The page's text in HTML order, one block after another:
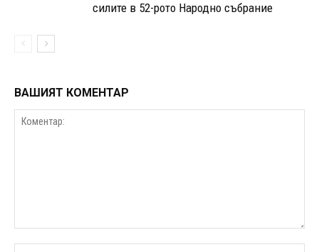
силите в 52-рото Народно събрание
ВАШИЯТ КОМЕНТАР